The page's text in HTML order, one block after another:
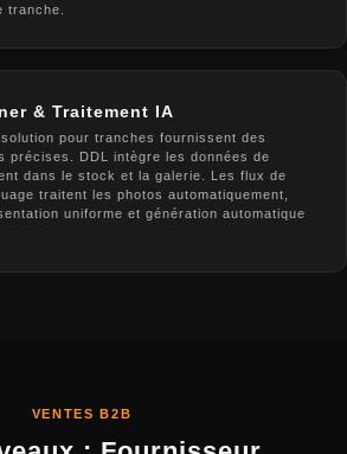
tranche.
& Traitement IA
pour tranches fournissent des
précises. DDL intègre les données de
dans le stock et la galerie. Les flux de
traitent les photos automatiquement,
uniforme et génération automatique
VENTES B2B